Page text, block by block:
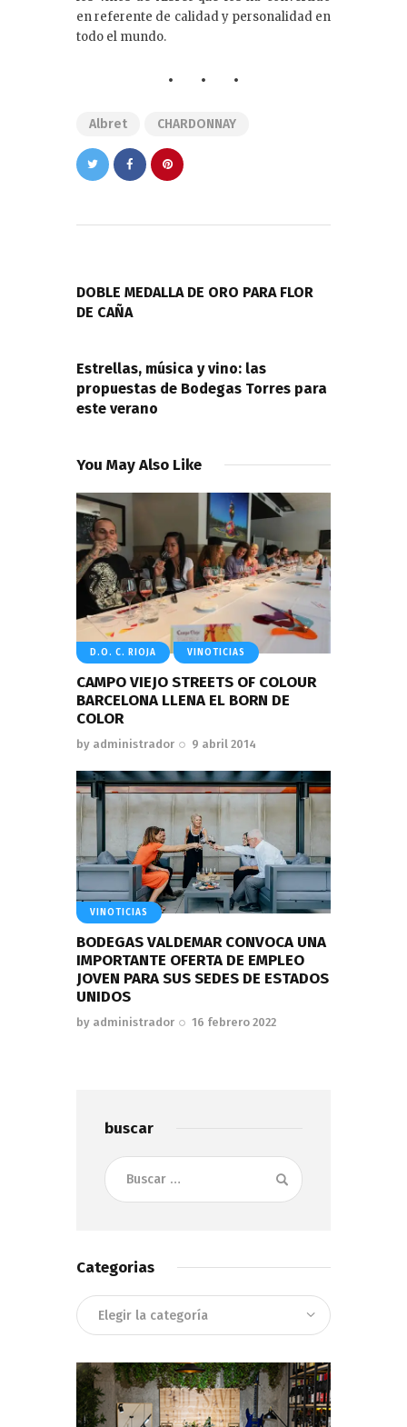
en referente de calidad y personalidad en
todo el mundo.
Albret CHARDONNAY
entradas
DOBLE MEDALLA DE ORO PARA FLOR
DE CAÑA
Estrellas, música y vino: las
propuestas de Bodegas Torres para
este verano
You May Also Like
D.O. C. RIOJA VINOTICIAS
CAMPO VIEJO STREETS OF COLOUR
BARCELONA LLENA EL BORN DE
COLOR
by administrador 9 abril 2014
VINOTICIAS
BODEGAS VALDEMAR CONVOCA UNA
IMPORTANTE OFERTA DE EMPLEO
JOVEN PARA SUS SEDES DE ESTADOS
UNIDOS
by administrador 16 febrero 2022
buscar
Buscar:
Categorias
Categorias